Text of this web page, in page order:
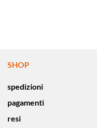
SHOP
spedizioni
pagamenti
resi